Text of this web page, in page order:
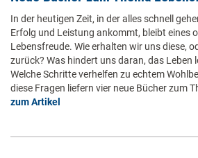
In der heutigen Zeit, in der alles schnell
Erfolg und Leistung ankommt, bleibt eines
Lebensfreude. Wie erhalten wir uns diese,
zurück? Was hindert uns daran, das Leben
Welche Schritte verhelfen zu echtem
diese Fragen liefern vier neue Bücher zum
zum Artikel